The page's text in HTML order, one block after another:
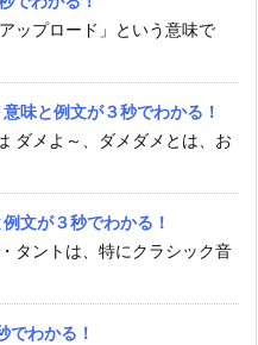
ップロード」という意味で
味と例文が３秒でわかる！
ダメよ～、ダメダメとは、お
文が３秒でわかる！
タントは、特にクラシック音
でわかる！